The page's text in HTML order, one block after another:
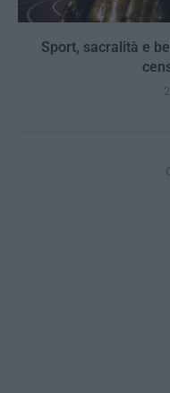
Sport, sacralità e